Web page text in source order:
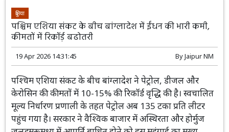
की गति के लिए डिजाइन किया गया यह 6-लेन
एक्सप्रेसवे पश्चिमी और पूर्वी यूपी को जोड़ेगा। इसमें अत्याधुनिक
पुल, टोल प्लाजा और पब्लिक यूटिलिटी कॉम्प्लेक्स शामिल हैं, जो
प्रदेश में व्यापार और पर्यटन को नई ऊंचाइयां देंगे।
Read More...
दुनिया